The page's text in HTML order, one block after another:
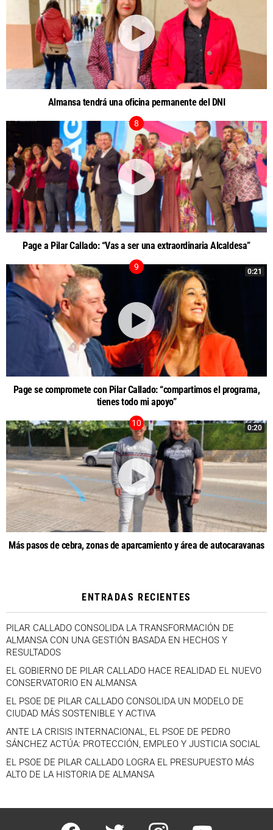
Almansa tendrá una oficina permanente del DNI
Page a Pilar Callado: “Vas a ser una extraordinaria Alcaldesa”
0:21
Page se compromete con Pilar Callado: “compartimos el programa,
tienes todo mi apoyo”
0:20
Más pasos de cebra, zonas de aparcamiento y área de autocaravanas
ENTRADAS RECIENTES
PILAR CALLADO CONSOLIDA LA TRANSFORMACIÓN DE
ALMANSA CON UNA GESTIÓN BASADA EN HECHOS Y
RESULTADOS
EL GOBIERNO DE PILAR CALLADO HACE REALIDAD EL NUEVO
CONSERVATORIO EN ALMANSA
EL PSOE DE PILAR CALLADO CONSOLIDA UN MODELO DE
CIUDAD MÁS SOSTENIBLE Y ACTIVA
ANTE LA CRISIS INTERNACIONAL, EL PSOE DE PEDRO
SÁNCHEZ ACTÚA: PROTECCIÓN, EMPLEO Y JUSTICIA SOCIAL
EL PSOE DE PILAR CALLADO LOGRA EL PRESUPUESTO MÁS
ALTO DE LA HISTORIA DE ALMANSA
facebook twitter instagram youtube